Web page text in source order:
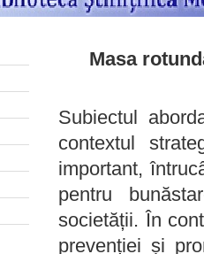
Masa
Subiectul
contextul
important,
pentru
societății. În
prevenției și